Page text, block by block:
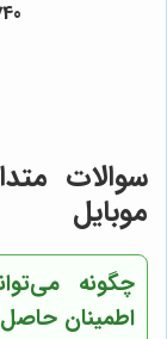
سوالات
موبایل
چگونه
اطمینان